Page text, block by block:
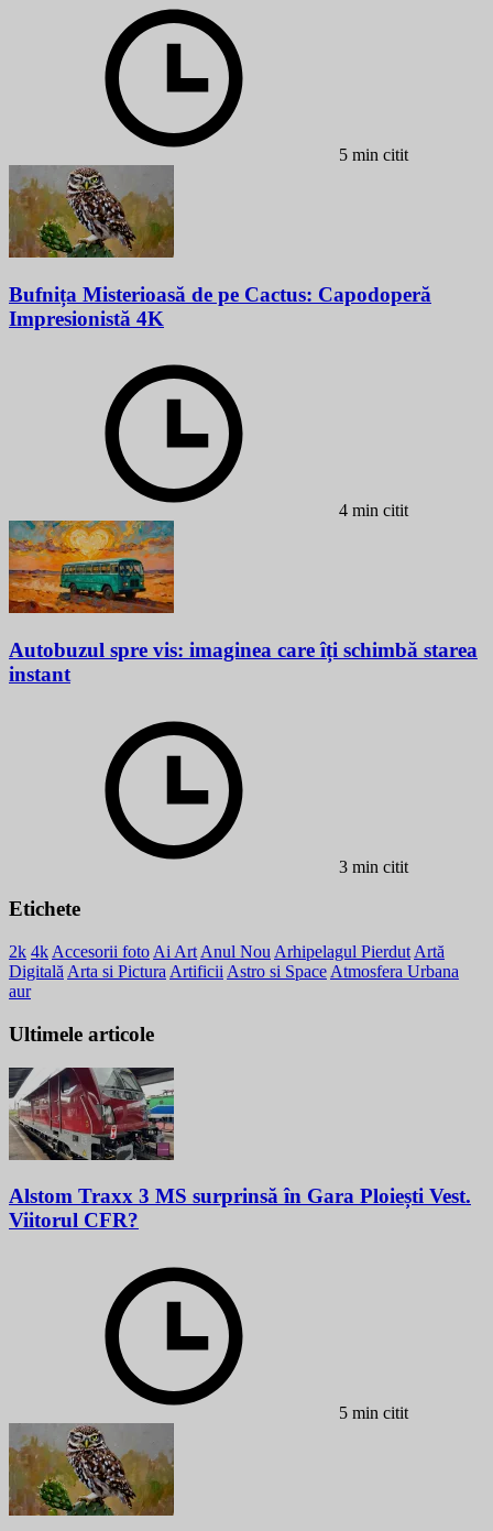
5 min citit
Bufnița Misterioasă de pe Cactus: Capodoperă
Impresionistă 4K
4 min citit
Autobuzul spre vis: imaginea care îți schimbă starea
instant
3 min citit
Etichete
2k 4k Accesorii foto Ai Art Anul Nou Arhipelagul Pierdut Artă
Digitală Arta si Pictura Artificii Astro si Space Atmosfera Urbana
aur
Ultimele articole
Alstom Traxx 3 MS surprinsă în Gara Ploiești Vest.
Viitorul CFR?
5 min citit